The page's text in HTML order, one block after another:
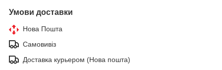
Умови доставки
Нова Пошта
Самовивіз
Доставка курьером (Нова пошта)